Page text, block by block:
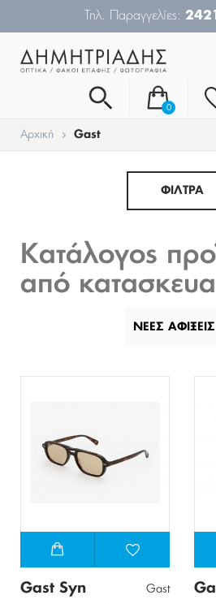
Τηλ. Παραγγελίες:
0
Αρχική Gast
ΦΙΛΤΡΑ
Κατάλογος
από
ΝΕΕΣ ΑΦΙΞΕΙΣ
Gast Syn Gast